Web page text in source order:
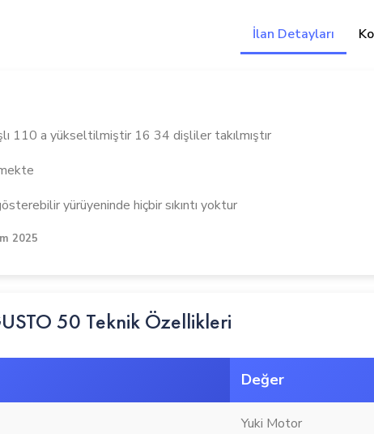
İlan Detayları
110 a yükseltilmiştir 16 34 dişliler takılmıştır
yürüyeninde hiçbir sıkıntı yoktur
2025
50 Teknik Özellikleri
Değer
Yuki Motor